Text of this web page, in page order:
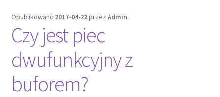
Opublikowano 2017-04-22przez Admin
Czy jest piec
dwufunkcyjny z
buforem?